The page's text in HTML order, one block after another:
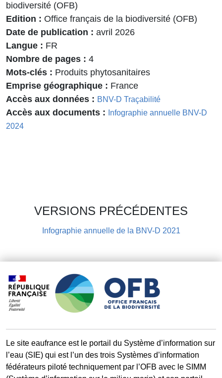
biodiversité (OFB)
Edition
Office français de la biodiversité (OFB)
Date de publication
avril 2026
Langue
FR
Nombre de pages
4
Mots-clés
Produits phytosanitaires
Emprise géographique
France
Accès aux données
BNV-D Traçabilité
Accès aux documents
Infographie annuelle BNV-D
2024
VERSIONS PRÉCÉDENTES
Infographie annuelle de la BNV-D 2021
Le site eaufrance est le portail du Système d’information sur
l’eau (SIE) qui est l’un des trois Systèmes d’information
fédérateurs piloté techniquement par l’OFB avec le SIMM